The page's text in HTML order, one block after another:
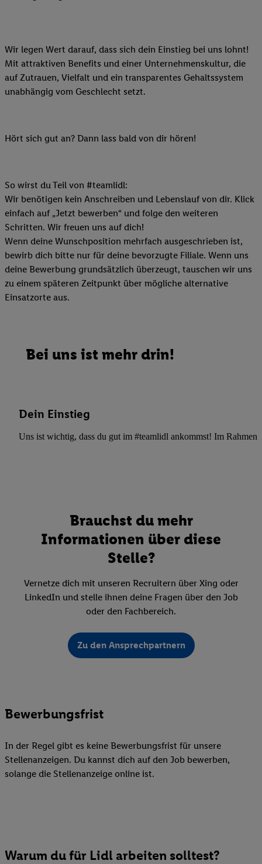
Wir legen Wert darauf, dass sich dein Einstieg bei uns lohnt!
Mit attraktiven Benefits und einer Unternehmenskultur, die
auf Zutrauen, Vielfalt und ein transparentes Gehaltssystem
unabhängig vom Geschlecht setzt.
Hört sich gut an? Dann lass bald von dir hören!
So wirst du Teil von #teamlidl:
Wir benötigen kein Anschreiben und Lebenslauf von dir. Klick
einfach auf „Jetzt bewerben“ und folge den weiteren
Schritten. Wir freuen uns auf dich!
Wenn deine Wunschposition mehrfach ausgeschrieben ist,
bewirb dich bitte nur für deine bevorzugte Filiale. Wenn uns
deine Bewerbung grundsätzlich überzeugt, tauschen wir uns
zu einem späteren Zeitpunkt über mögliche alternative
Einsatzorte aus.
Bei uns ist mehr drin!
Dein Einstieg
Uns ist wichtig, dass du gut im #teamlidl ankommst! Im Rahmen
Brauchst du mehr
Informationen über diese
Stelle?
Vernetze dich mit unseren Recruitern über Xing oder
LinkedIn und stelle ihnen deine Fragen über den Job
oder den Fachbereich.
Zu den Ansprechpartnern
Bewerbungsfrist
In der Regel gibt es keine Bewerbungsfrist für unsere
Stellenanzeigen. Du kannst dich auf den Job bewerben,
solange die Stellenanzeige online ist.
Warum du für Lidl arbeiten solltest?